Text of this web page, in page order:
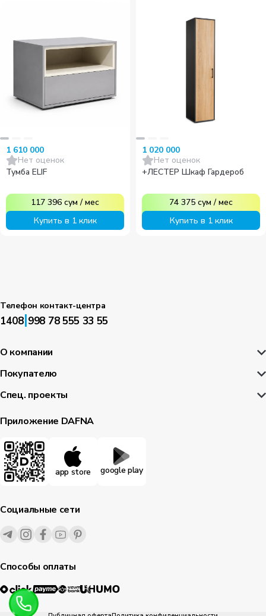
1 610 000
Нет оценок
Тумба ELIF
117 396 сум /мес
Купить в 1 клик
1 020 000
Нет оценок
+ЛЕСТЕР Шкаф Гардероб
74 375 сум /мес
Купить в 1 клик
Телефон контакт-центра
1408|998 78 555 33 55
О компании
Покупателю
Спец. проекты
Приложение DAFNA
app store google play
Социальные сети
Способы оплаты